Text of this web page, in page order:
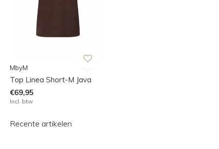
MbyM
Top Linea Short-M Java
€69,95
Incl. btw
Recente artikelen